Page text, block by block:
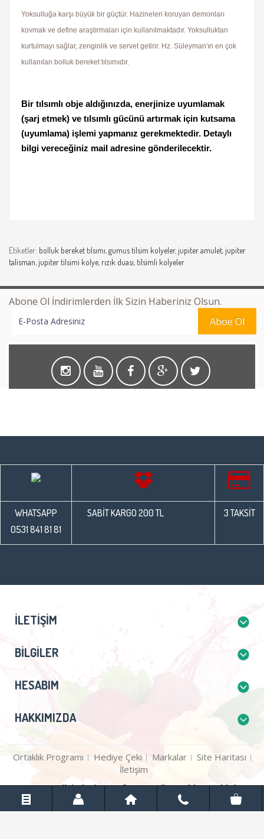
Yoksulluğa karşı büyük bir güçtür. Hazineleri koruyan demonları
kovmak ve define araştırmaları için kullanılmaktadır. Yoksulluktan
kurtulmayı sağlar, zenginlik ve servet getirir. Hz. Süleyman'ın en çok
kullanılan bolluk bereket tılsımıdır.
Bir tılsımlı obje aldığınızda, enerjinize uyumlamak
(şarj etmek) ve tılsımlı gücünü artırmak için kutsama
(uyumlama) işlemi yapmanız gerekmektedir. Detaylı
bilgi vereceğiniz mail adresine gönderilecektir.
Etiketler: bolluk bereket tılsımı,gumus tilsim kolyeler,jupiter amulet,jupiter
talisman,jupiter tilsimi kolye, rızık duası, tilsimli kolyeler
Abone Ol İndirimlerden İlk Sizin Haberiniz Olsun.
Aboe Ol
WHATSAPP
0531 841 81 81
SABİT KARGO 200 TL 3 TAKSİT
İLETIŞIM
BILGILER
HESABIM
HAKKIMIZDA
Ortaklık Programı Hediye Çeki Markalar
Site Haritası
İletişim
Gezegentilsimlari.com © 2026 Tüm Hakları Saklıdır.